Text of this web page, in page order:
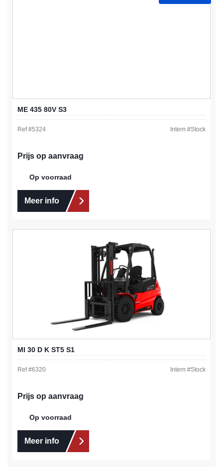
ME 435 80V S3
Ref #5324 Intern #Stock
Prijs op aanvraag
Op voorraad
Meer info
MI 30 D K ST5 S1
Ref #6320 Intern #Stock
Prijs op aanvraag
Op voorraad
Meer info